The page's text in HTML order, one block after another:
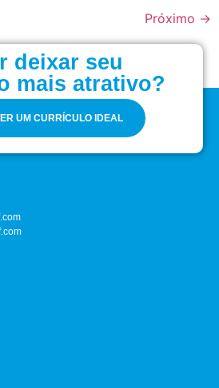
Próximo →
deixar seu
mais atrativo?
UM CURRÍCULO IDEAL